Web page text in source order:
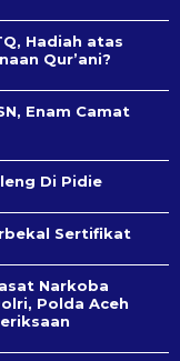
Hadiah atas
Qur’ani?
Enam Camat
Di Pidie
Sertifikat
Narkoba
Polda Aceh